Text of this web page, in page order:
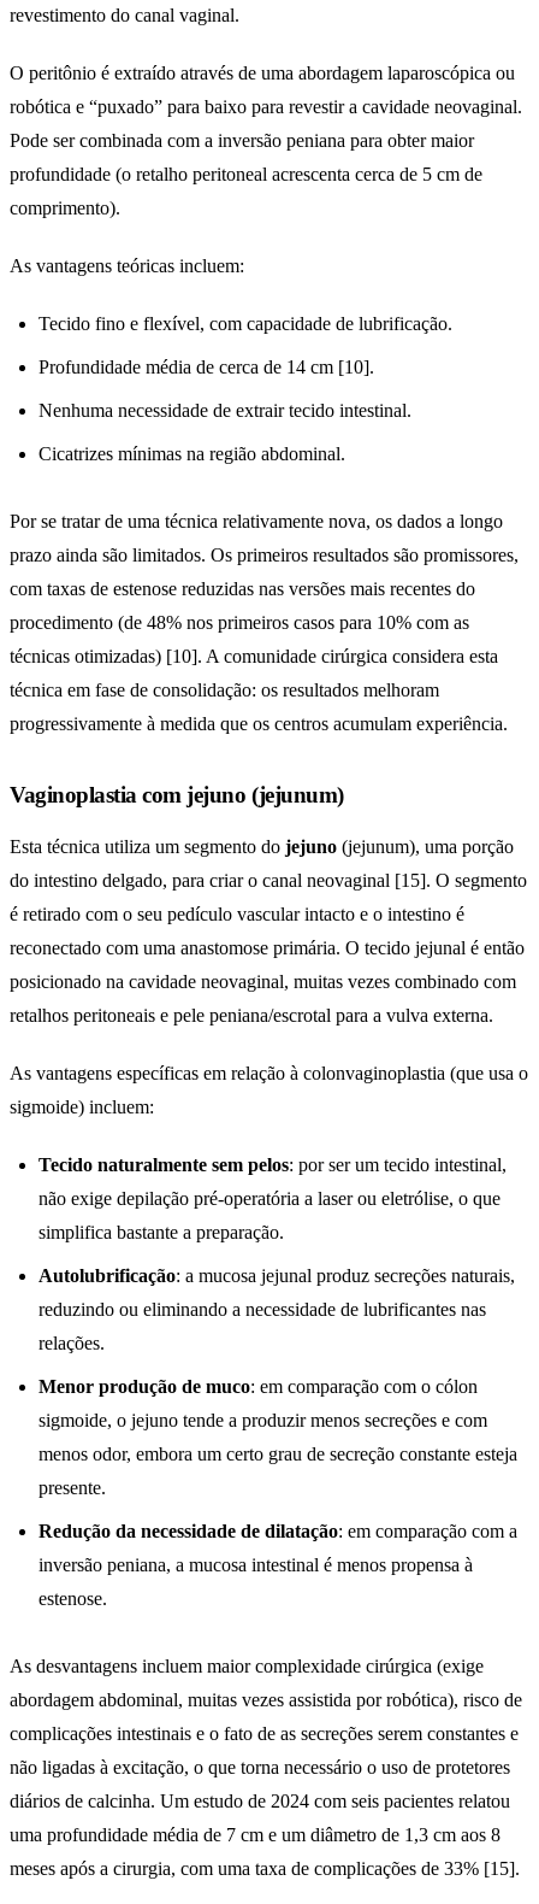
revestimento do canal vaginal.
O peritônio é extraído através de uma abordagem laparoscópica ou
robótica e “puxado” para baixo para revestir a cavidade neovaginal.
Pode ser combinada com a inversão peniana para obter maior
profundidade (o retalho peritoneal acrescenta cerca de 5 cm de
comprimento).
As vantagens teóricas incluem:
Tecido fino e flexível, com capacidade de lubrificação.
Profundidade média de cerca de 14 cm [10].
Nenhuma necessidade de extrair tecido intestinal.
Cicatrizes mínimas na região abdominal.
Por se tratar de uma técnica relativamente nova, os dados a longo
prazo ainda são limitados. Os primeiros resultados são promissores,
com taxas de estenose reduzidas nas versões mais recentes do
procedimento (de 48% nos primeiros casos para 10% com as
técnicas otimizadas) [10]. A comunidade cirúrgica considera esta
técnica em fase de consolidação: os resultados melhoram
progressivamente à medida que os centros acumulam experiência.
Vaginoplastia com jejuno (jejunum)
Esta técnica utiliza um segmento do jejuno (jejunum), uma porção
do intestino delgado, para criar o canal neovaginal [15]. O segmento
é retirado com o seu pedículo vascular intacto e o intestino é
reconectado com uma anastomose primária. O tecido jejunal é então
posicionado na cavidade neovaginal, muitas vezes combinado com
retalhos peritoneais e pele peniana/escrotal para a vulva externa.
As vantagens específicas em relação à colonvaginoplastia (que usa o
sigmoide) incluem:
Tecido naturalmente sem pelos: por ser um tecido intestinal,
não exige depilação pré-operatória a laser ou eletrólise, o que
simplifica bastante a preparação.
Autolubrificação: a mucosa jejunal produz secreções naturais,
reduzindo ou eliminando a necessidade de lubrificantes nas
relações.
Menor produção de muco: em comparação com o cólon
sigmoide, o jejuno tende a produzir menos secreções e com
menos odor, embora um certo grau de secreção constante esteja
presente.
Redução da necessidade de dilatação: em comparação com a
inversão peniana, a mucosa intestinal é menos propensa à
estenose.
As desvantagens incluem maior complexidade cirúrgica (exige
abordagem abdominal, muitas vezes assistida por robótica), risco de
complicações intestinais e o fato de as secreções serem constantes e
não ligadas à excitação, o que torna necessário o uso de protetores
diários de calcinha. Um estudo de 2024 com seis pacientes relatou
uma profundidade média de 7 cm e um diâmetro de 1,3 cm aos 8
meses após a cirurgia, com uma taxa de complicações de 33% [15].